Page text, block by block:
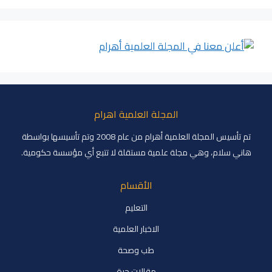
المجلة العلمية اهرام
تم تأسيس المجلة العلمية أهرام من عام 2008 وتم تأسيسها بواسطة
هاني سلام، وهي مجلة علمية مستقلة لا تتبع أي مؤسسة حكومية.
الأقسام
التعليم
الاخبار العلمية
طب وصحة